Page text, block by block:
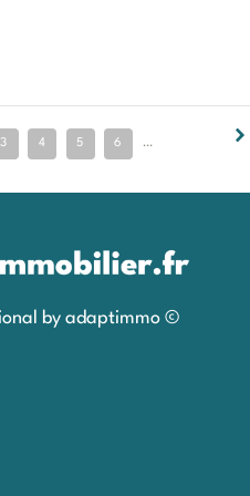
3 4 5 6 7 9
by adaptimmo ©